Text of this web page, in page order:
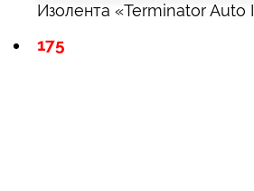
Изолента «Terminator Auto
175